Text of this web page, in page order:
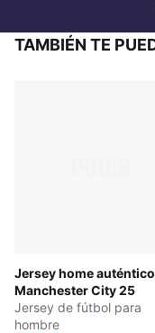
TAMBIÉN TE
Jersey home auténtico
Manchester City 25
Jersey de fútbol para
hombre